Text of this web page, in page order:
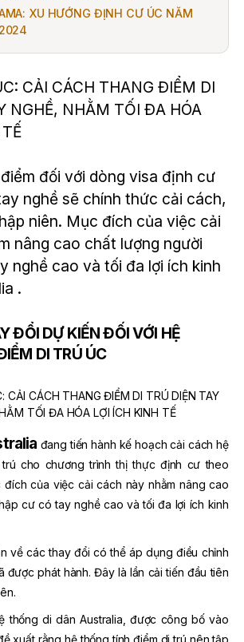
XU HƯỚNG ĐỊNH CƯ ÚC NĂM
CẢI CÁCH THANG ĐIỂM DI
NGHỀ, NHẰM TỐI ĐA HÓA
đối với dòng visa định cư
nghề sẽ chính thức cải cách,
niên. Mục đích của việc cải
nâng cao chất lượng người
nghề cao và tối đa lợi ích kinh
.
ĐỔI DỰ KIẾN ĐỐI VỚI HỆ
DI TRÚ ÚC
đang tiến hành kế hoạch cải cách hệ
cho chương trình thị thực định cư theo
đích của việc cải cách này nhằm nâng cao
cư có tay nghề cao và tối đa lợi ích kinh
về các thay đổi có thể áp dụng điều chỉnh
được phát hành. Đây là lần cải tiến đầu tiên
thống di dân Australia, được công bố vào
xuất rằng hệ thống tính điểm di trú nên tập